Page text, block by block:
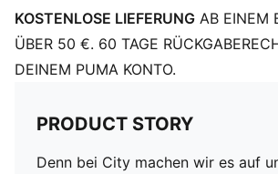
Rundhalsausschnitt
Lasergeschnitteness, gebondetes
oberen Brustbereich
KOSTENLOSE LIEFERUNG AB EINEM
ÜBER 50 €. 60 TAGE
DEINEM PUMA KONTO.
PRODUCT STORY
Denn bei City machen wir es auf